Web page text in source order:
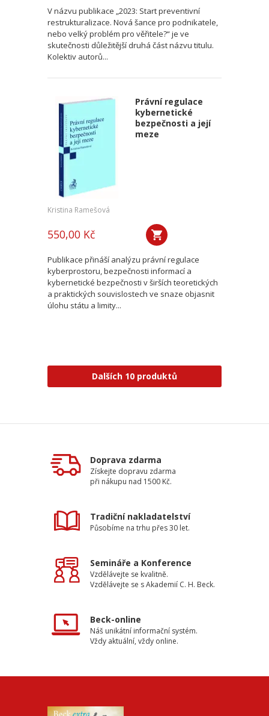
V názvu publikace „2023: Start preventivní
restrukturalizace. Nová šance pro podnikatele,
nebo velký problém pro věřitele?“ je ve
skutečnosti důležitější druhá část názvu titulu.
Kolektiv autorů...
Právní regulace
kybernetické
bezpečnosti a její
meze
Kristina Ramešová
550,00 Kč
Publikace přináší analýzu právní regulace
kyberprostoru, bezpečnosti informací a
kybernetické bezpečnosti v širších teoretických
a praktických souvislostech ve snaze objasnit
úlohu státu a limity...
Dalších 10 produktů
Doprava zdarma
Získejte dopravu zdarma
při nákupu nad 1500 Kč.
Tradiční nakladatelství
Působíme na trhu přes 30 let.
Semináře a Konference
Vzdělávejte se kvalitně.
Vzdělávejte se s Akademií C. H. Beck.
Beck-online
Náš unikátní informační systém.
Vždy aktuální, vždy online.